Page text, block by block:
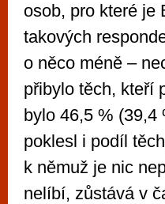
osob, pro které je
takových
o něco méně –
přibylo těch, kteří
bylo 46,5 % (39,4
poklesl i podíl
k němuž je nic
nelíbí, zůstává v